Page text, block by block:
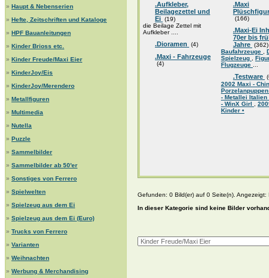
» Haupt & Nebenserien
» Hefte, Zeitschriften und Kataloge
» HPF Bauanleitungen
» Kinder Brioss etc.
» Kinder Freude/Maxi Eier
» KinderJoy/Eis
» KinderJoy/Merendero
» Metallfiguren
» Multimedia
» Nutella
» Puzzle
» Sammelbilder
» Sammelbilder ab 50'er
» Sonstiges von Ferrero
» Spielwelten
» Spielzeug aus dem Ei
» Spielzeug aus dem Ei (Euro)
» Trucks von Ferrero
» Varianten
» Weihnachten
» Werbung & Merchandising
.Aufkleber,
Beilagezettel und
Ei (19)
die Beilage Zettel mit
Aufkleber ....
.Dioramen (4)
.Maxi - Fahrzeuge
(4)
.Maxi
(166)
.Maxi-Ei
70er bis
Jahre (362)
Baufahrzeuge
Spielzeug
Flugzeuge
.Testware
2002 Maxi -
- Metallei Italien
- WinX Girl
Kinder •
Gefunden: 0 Bild(er) auf 0 Seite(n). Angezeigt:
In dieser Kategorie sind keine Bilder